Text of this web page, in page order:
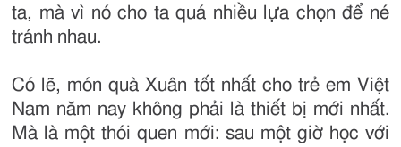
ta, mà vì nó cho ta quá nhiều lựa chọn để né
tránh nhau.
Có lẽ, món quà Xuân tốt nhất cho trẻ em Việt
Nam năm nay không phải là thiết bị mới nhất.
Mà là một thói quen mới: sau một giờ học với